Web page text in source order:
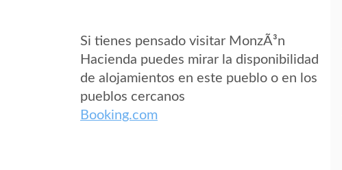
Si tienes pensado visitar MonzÃ³n
Hacienda puedes mirar la disponibilidad
de alojamientos en este pueblo o en los
pueblos cercanos
Booking.com